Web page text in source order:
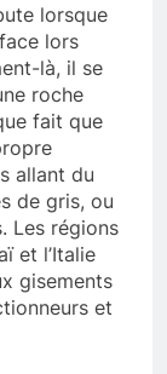
lorsque
lors
là, il se
roche
fait que
allant du
de gris, ou
Les régions
et l’Italie
gisements
et